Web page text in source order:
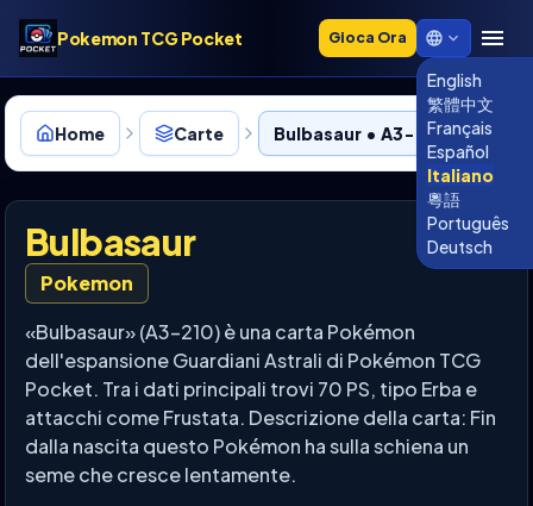
Pokemon TCG Pocket Gioca Ora
English
繁體中文
Français
Español
Italiano
粵語
Português
Deutsch
Home Carte Bulbasaur • A3-210
Bulbasaur
Pokemon
«Bulbasaur» (A3-210) è una carta Pokémon
dell'espansione Guardiani Astrali di Pokémon TCG
Pocket. Tra i dati principali trovi 70 PS, tipo Erba e
attacchi come Frustata. Descrizione della carta: Fin
dalla nascita questo Pokémon ha sulla schiena un
seme che cresce lentamente.